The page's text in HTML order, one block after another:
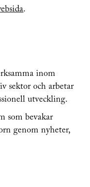
.
inom
sektor och arbetar
utveckling.
som bevakar
genom nyheter,